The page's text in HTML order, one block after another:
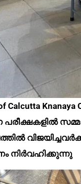
of Calcutta
നിർവഹിക്കുന്നു